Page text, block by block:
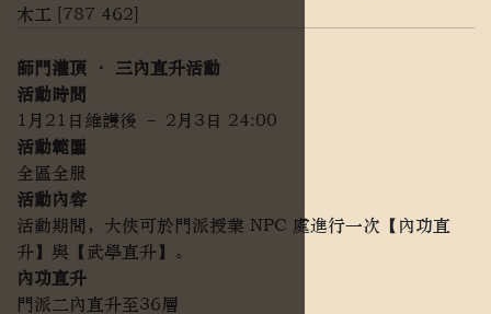
木工 [787 462]
師門灌頂 · 三內直升活動
活動時間
1月21日維護後 – 2月3日 24:00
活動範圍
全區全服
活動內容
活動期間，大俠可於門派授業 NPC 處進行一次【內功直
升】與【武學直升】。
內功直升
門派二內直升至36層